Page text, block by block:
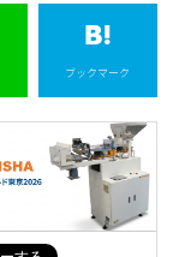
ブックマーク